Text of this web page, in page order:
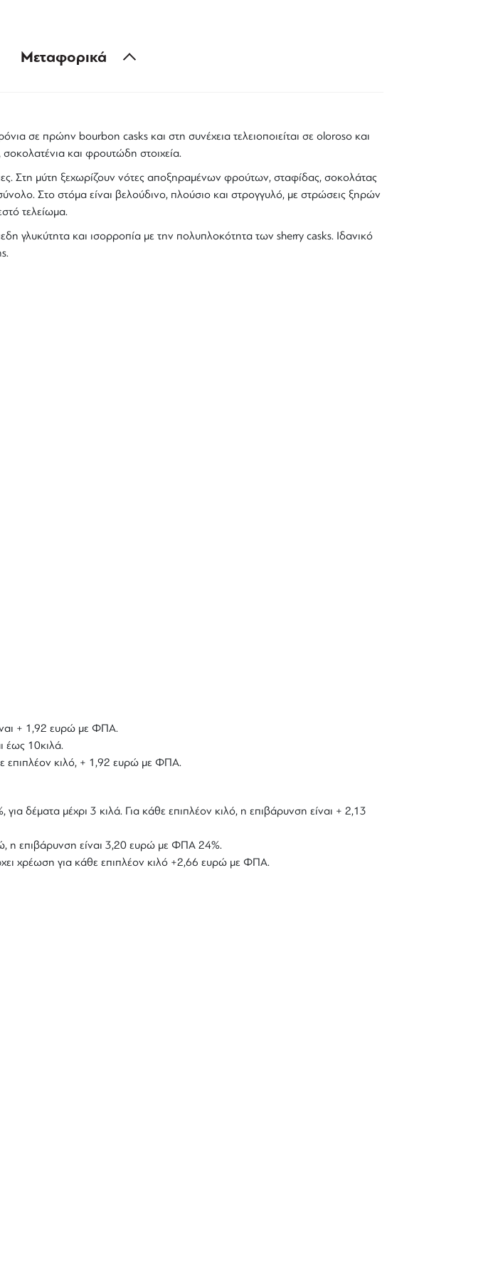
Μεταφορικά
σε πρώην bourbon casks και στη συνέχεια τελειοποιείται σε oloroso και
και φρουτώδη στοιχεία.
. Στη μύτη ξεχωρίζουν νότες αποξηραμένων φρούτων, σταφίδας, σοκολάτας
Στο στόμα είναι βελούδινο, πλούσιο και στρογγυλό, με στρώσεις ξηρών
τελείωμα.
γλυκύτητα και ισορροπία με την πολυπλοκότητα των sherry casks. Ιδανικό
+ 1,92 ευρώ με ΦΠΑ.
έως 10κιλά.
επιπλέον κιλό, + 1,92 ευρώ με ΦΠΑ.
δέματα μέχρι 3 κιλά. Για κάθε επιπλέον κιλό, η επιβάρυνση είναι + 2,13
η επιβάρυνση είναι 3,20 ευρώ με ΦΠΑ 24%.
χρέωση για κάθε επιπλέον κιλό +2,66 ευρώ με ΦΠΑ.